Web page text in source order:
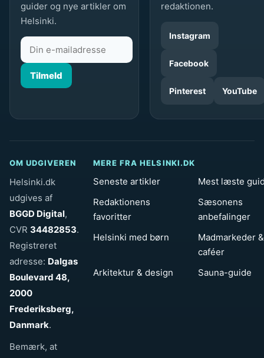
guider og nye artikler om
Helsinki.
Tilmeld
redaktionen.
Instagram
Facebook
Pinterest YouTube
OM UDGIVEREN
Helsinki.dk
udgives af
BGGD Digital,
CVR 34482853.
Registreret
adresse: Dalgas
Boulevard 48,
2000
Frederiksberg,
Danmark.
Bemærk, at
MERE FRA HELSINKI.DK
Seneste artikler
Mest læste
Redaktionens
favoritter
Sæsonens
anbefalinger
Helsinki med børn
Madmarkeder &
caféer
Arkitektur & design
Sauna-guide